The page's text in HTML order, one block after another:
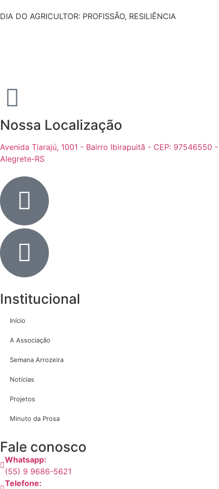
DIA DO AGRICULTOR: PROFISSÃO, RESILIÊNCIA
Nossa Localização
Avenida Tiarajú, 1001 - Bairro Ibirapuitã - CEP: 97546550 -
Alegrete-RS
Institucional
Início
A Associação
Semana Arrozeira
Notícias
Projetos
Minuto da Prosa
Fale conosco
Whatsapp:
(55) 9 9686-5621
Telefone: